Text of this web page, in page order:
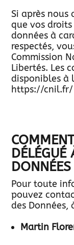
Si après nous
que vos
données à
respectés,
Commission
Libertés. Les
disponibles à
https://cnil.fr/
DÉLÉGUÉ
Pour toute
pouvez
des Données,
Martin